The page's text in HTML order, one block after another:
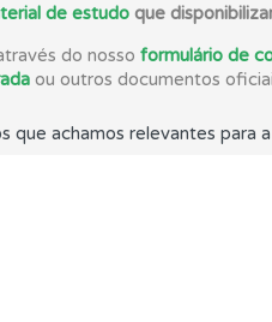
de estudo que
do nosso formulário de
ou outros documentos
achamos relevantes para